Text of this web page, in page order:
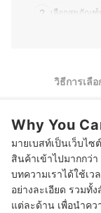
ป
2 เลือกสุขภัณฑ์
10 อันดับ สุขภัณฑ์ห้อ
บทส่งท้าย
วิธีการเลือ
Why You
มายเบสท์เป็นเว็บไ
สินค้าเข้าไปมากกว่
บทความเราได้ใช้เ
อย่างละเอียด รวม
แต่ละด้าน เพื่อนำค